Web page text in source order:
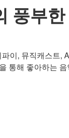
풍부
이, 뮤직캐스트,
통해 좋아하는